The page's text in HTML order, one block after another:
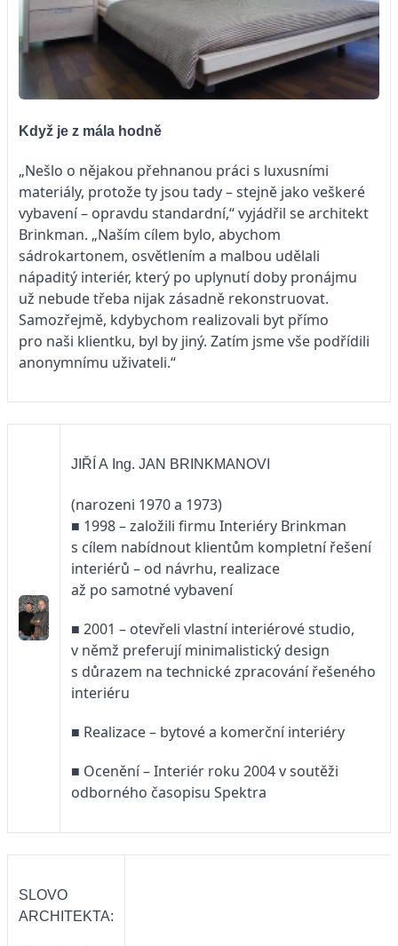
Když je z mála hodně
„Nešlo o nějakou přehnanou práci s luxusními
materiály, protože ty jsou tady – stejně jako veškeré
vybavení – opravdu standardní,“ vyjádřil se architekt
Brinkman. „Naším cílem bylo, abychom
sádrokartonem, osvětlením a malbou udělali
nápaditý interiér, který po uplynutí doby pronájmu
už nebude třeba nijak zásadně rekonstruovat.
Samozřejmě, kdybychom realizovali byt přímo
pro naši klientku, byl by jiný. Zatím jsme vše podřídili
anonymnímu uživateli.“
JIŘÍ A Ing. JAN BRINKMANOVI
(narozeni 1970 a 1973)
■ 1998 – založili firmu Interiéry Brinkman
s cílem nabídnout klientům kompletní řešení
interiérů – od návrhu, realizace
až po samotné vybavení
■ 2001 – otevřeli vlastní interiérové studio,
v němž preferují minimalistický design
s důrazem na technické zpracování řešeného
interiéru
■ Realizace – bytové a komerční interiéry
■ Ocenění – Interiér roku 2004 v soutěži
odborného časopisu Spektra
SLOVO
ARCHITEKTA: